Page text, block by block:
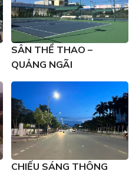
SÂN THỂ THAO –
QUẢNG NGÃI
CHIẾU SÁNG THÔNG